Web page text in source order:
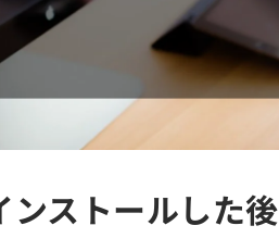
ストールした